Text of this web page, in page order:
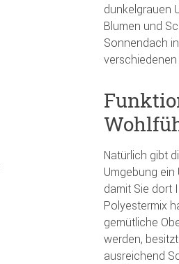
dunkelgrauen
Blumen und
Sonnendach
verschiedenen
Natürlich gibt
Umgebung
damit Sie dort
Polyestermix
gemütliche
werden,
ausreichend